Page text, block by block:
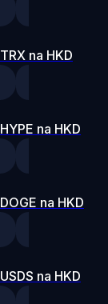
TRX na HKD
HYPE na HKD
DOGE na HKD
USDS na HKD